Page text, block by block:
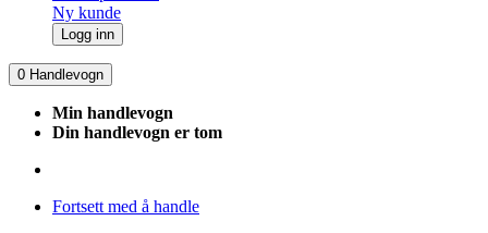
Ny kunde
Logg inn
0 Handlevogn
Min handlevogn
Din handlevogn er tom
Fortsett med å handle